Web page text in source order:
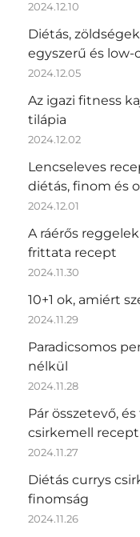
2024.12.10
Diétás,
egyszerű és low-
2024.12.05
Az igazi fitness
tilápia
2024.12.02
Lencseleves
diétás, finom és
2024.12.01
A ráérős
frittata recept
2024.11.30
10+1 ok, amiért
2024.11.29
Paradicsomos
nélkül
2024.11.28
Pár összetevő,
csirkemell recept
2024.11.27
Diétás currys
finomság
2024.11.26